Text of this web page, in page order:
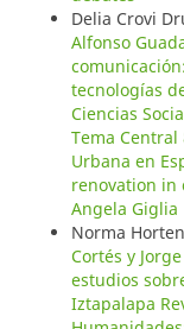
Delia Crovi
Alfonso
tecnologías
Ciencias
Tema Central
Urbana en
renovation in
Angela Giglia
Norma
Cortés y
estudios
Iztapalapa